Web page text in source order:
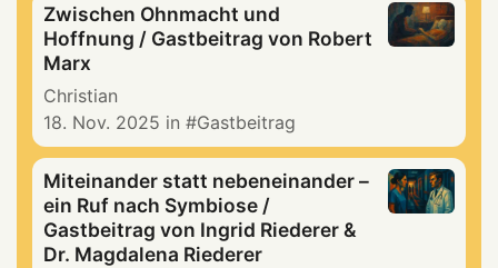
Zwischen Ohnmacht und
Hoffnung / Gastbeitrag von Robert
Marx
Christian
18. Nov. 2025 in Gastbeitrag
Miteinander statt nebeneinander –
ein Ruf nach Symbiose /
Gastbeitrag von Ingrid Riederer &
Dr. Magdalena Riederer